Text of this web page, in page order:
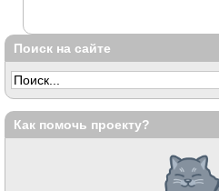
Поиск на сайте
Как помочь проекту?